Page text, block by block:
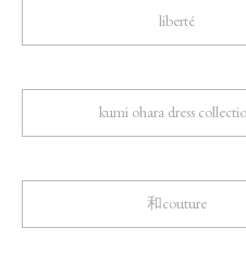
liberté
kumi ohara dress
和couture